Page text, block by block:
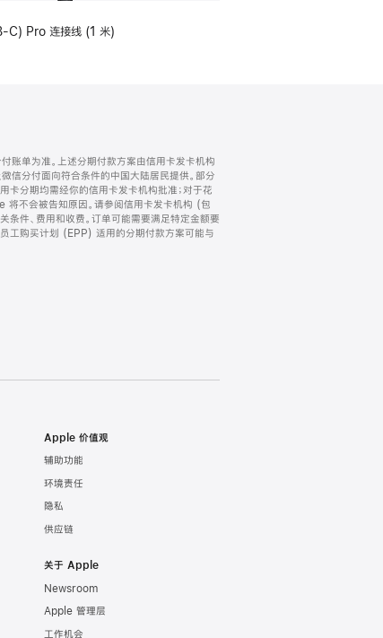
C) Pro 连接线 (1 米)
账单为准。上述分期付款方案由信用卡发卡机构
信分付面向符合条件的中国大陆居民提供。部分
分期均需经你的信用卡发卡机构批准；对于花
将不会被告知原因。请参阅信用卡发卡机构 (包
条件、费用和收费。订单可能需要满足特定金额要
工购买计划 (EPP) 适用的分期付款方案可能与
Apple 价值观
辅助功能
环境责任
隐私
供应链
关于 Apple
Newsroom
Apple 管理层
工作机会